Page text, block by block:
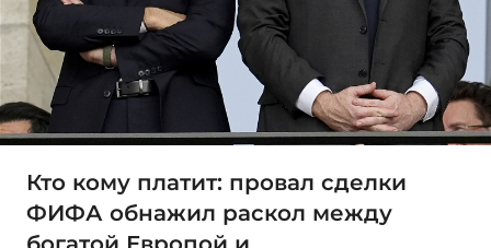
Кто кому платит: провал сделки
ФИФА обнажил раскол между